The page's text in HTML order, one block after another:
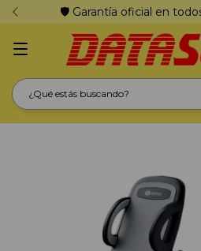
🛡️ Garantía oficial en